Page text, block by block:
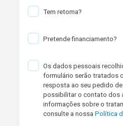
Tem retoma?
Pretende financiamento?
Os dados pessoais
formulário serão tratados
resposta ao seu pedido
possibilitar o contato dos
informações sobre o
consulte a nossaPolítica